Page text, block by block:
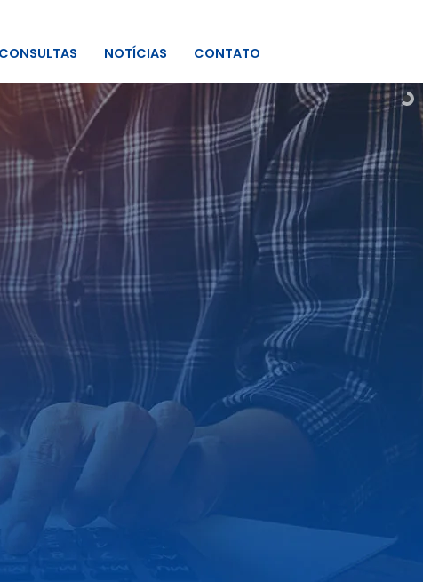
CONSULTAS NOTÍCIAS CONTATO